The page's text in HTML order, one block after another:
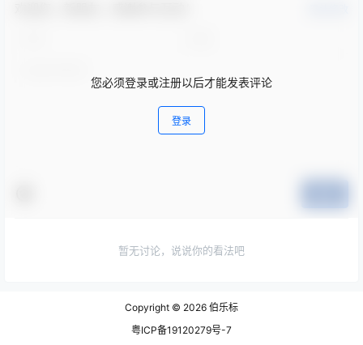
您必须登录或注册以后才能发表评论
登录
暂无讨论，说说你的看法吧
Copyright © 2026 伯乐标
粤ICP备19120279号-7